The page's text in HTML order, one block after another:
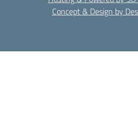
Concept & Design by